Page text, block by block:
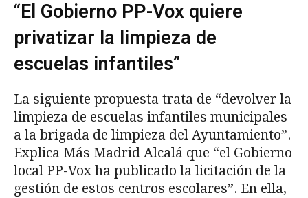
“El Gobierno PP-Vox quiere
privatizar la limpieza de
escuelas infantiles”
La siguiente propuesta trata de “devolver la
limpieza de escuelas infantiles municipales
a la brigada de limpieza del Ayuntamiento”.
Explica Más Madrid Alcalá que “el Gobierno
local PP-Vox ha publicado la licitación de la
gestión de estos centros escolares”. En ella,